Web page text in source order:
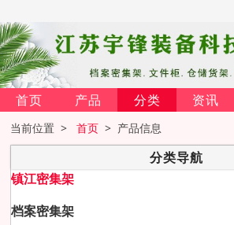
首页 产品 分类 资讯
当前位置 >首页 > 产品信息
分类导航
镇江密集架
档案密集架